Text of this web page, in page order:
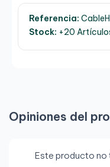
Referencia:
Stock: +20
Opiniones del
Este producto no